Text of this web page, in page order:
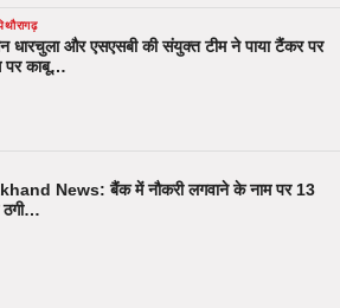
धारचुला और एसएसबी की संयुक्त टीम ने पाया टैंकर पर
पर काबू…
News: बैंक में नौकरी लगवाने के नाम पर 13
ठगी…